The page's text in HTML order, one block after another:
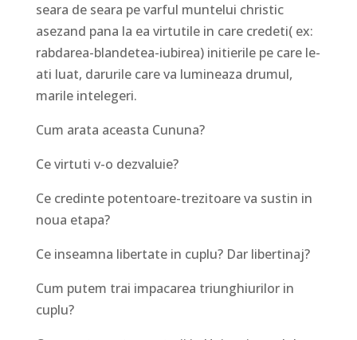
seara de seara pe varful muntelui christic
asezand pana la ea virtutile in care credeti( ex:
rabdarea-blandetea-iubirea) initierile pe care le-
ati luat, darurile care va lumineaza drumul,
marile intelegeri.
Cum arata aceasta Cununa?
Ce virtuti v-o dezvaluie?
Ce credinte potentoare-trezitoare va sustin in
noua etapa?
Ce inseamna libertate in cuplu? Dar libertinaj?
Cum putem trai impacarea triunghiurilor in
cuplu?